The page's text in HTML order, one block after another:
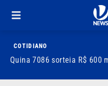
COTIDIANO
Quina 7086 sorteia R$ 600